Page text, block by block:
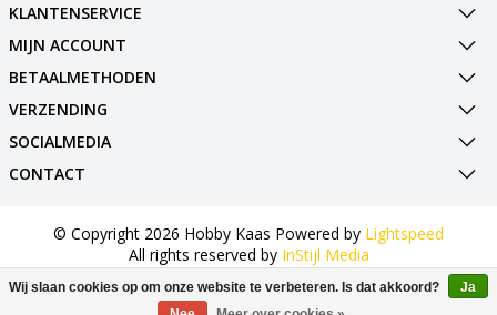
KLANTENSERVICE
MIJN ACCOUNT
BETAALMETHODEN
VERZENDING
SOCIALMEDIA
CONTACT
© Copyright 2026 Hobby Kaas Powered by Lightspeed
All rights reserved by InStijl Media
Wij slaan cookies op om onze website te verbeteren. Is dat akkoord?
Ja